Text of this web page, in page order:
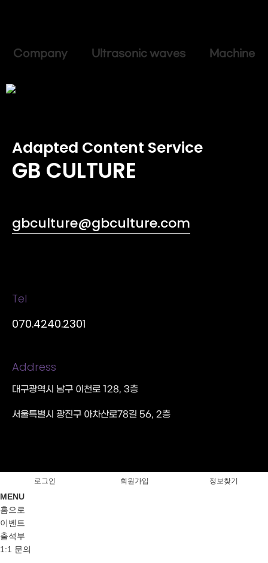
Company Ultrasonic waves Machine
Adapted Content Service
GB CULTURE
gbculture@gbculture.com
Tel
070.4240.2301
Address
대구광역시 남구 이천로 128, 3층
서울특별시 광진구 아차산로78길 56, 2층
로그인 회원가입 정보찾기
MENU
홈으로
이벤트
출석부
1:1 문의